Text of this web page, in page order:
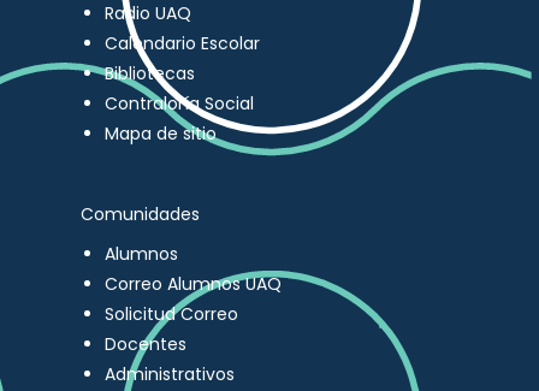
Radio UAQ
Calendario Escolar
Bibliotecas
Contraloría Social
Mapa de sitio
Comunidades
Alumnos
Correo Alumnos UAQ
Solicitud Correo
Docentes
Administrativos